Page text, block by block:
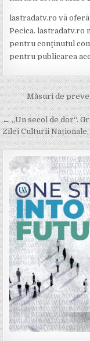
lastradatv.ro vă
Pecica. lastradatv.ro
pentru conţinutul
pentru publicarea
Post
navigation
Măsuri de
← „Un secol de dor“.
Zilei Culturii Naționale,